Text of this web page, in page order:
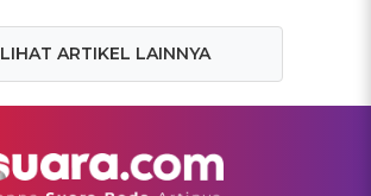
LIHAT ARTIKEL LAINNYA